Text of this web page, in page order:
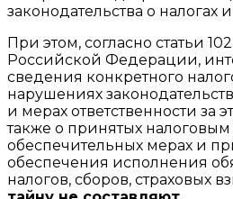
законодательства о налогах
При этом, согласно статьи
Российской Федерации,
сведения конкретного
нарушениях
и мерах ответственности за
также о принятых
обеспечительных мерах и
обеспечения исполнения
налогов, сборов, страховых